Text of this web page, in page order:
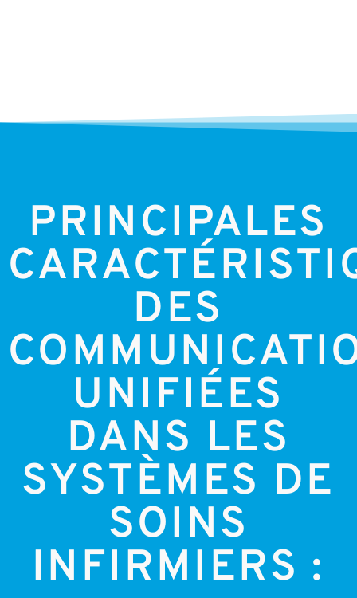
PRINCIPALES
DES
UNIFIÉES
DANS LES
SYSTÈMES DE
SOINS
INFIRMIERS :